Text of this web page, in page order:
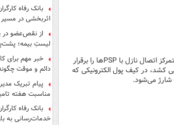
وزیر ارتباطات گفت: با دستورالعمل بانک مرکزی تمامی پوزهایی که به صورت متمرکز اتصال نازل با PSPها را برقرار
کشد، در کیف پول الکترونیکی که
می‌شود.
بانک رفاه
اثربخشی در
برداشته است
از نقص‌عضو در
لیستِ بیمه؛
فرار از قانون
خبر مهم برای
دائم و موقت
پیام تبریک
مناسبت هفته
بانک رفاه
خدمات‌رسانی به